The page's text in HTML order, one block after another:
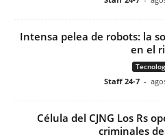
Intensa pelea de robots: la
en el
Staff 24-7 -
Célula del CJNG Los Rs
criminales